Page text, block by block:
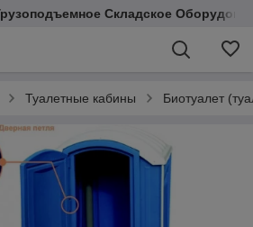
Складское
Туалетные кабины Биотуалет